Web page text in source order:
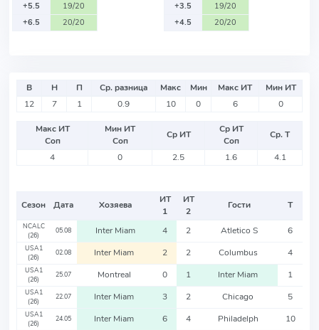
+5.5
19/20
+6.5
20/20
+3.5
19/20
+4.5
20/20
В Н П Ср. разница Макс Мин Макс ИТ
Мин ИТ
12
7 1 0.9 10 0 6 0
Макс ИТ
Соп
Мин ИТ
Соп
Ср ИТ
Ср ИТ
Соп
Ср. Т
4
0 2.5 1.6 4.1
Сезон Дата Хозяева
ИТ
1
ИТ
2
Гости Т
NCALC
(26)
05.08 Inter Miam 4 2 Atletico S 6
USA1
(26)
02.08 Inter Miam 2 2 Columbus 4
USA1
(26)
25.07 Montreal 0 1 Inter Miam 1
USA1
(26)
22.07 Inter Miam 3 2 Chicago 5
USA1
(26)
24.05 Inter Miam 6 4 Philadelph 10